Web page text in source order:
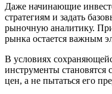
Даже начинающие
стратегиям и задать
рыночную аналитику.
рынка остается важным
В условиях
инструменты становятся
цен, а не пытаться его